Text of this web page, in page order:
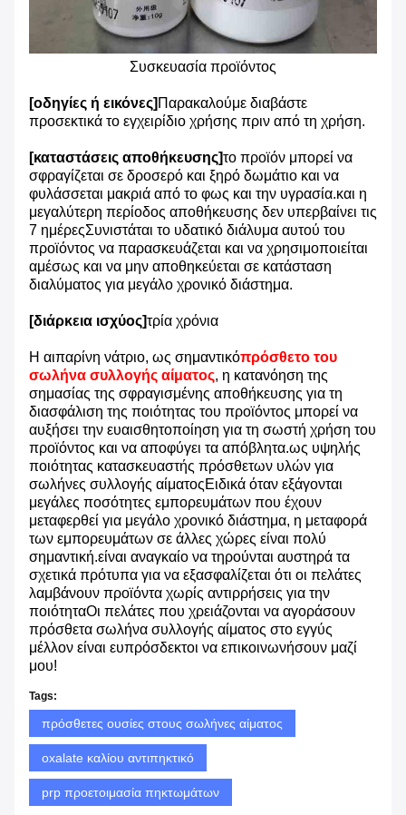
Συσκευασία προϊόντος
[οδηγίες ή εικόνες] Παρακαλούμε διαβάστε
προσεκτικά το εγχειρίδιο χρήσης πριν από τη χρήση.
[καταστάσεις αποθήκευσης]το προϊόν μπορεί να
σφραγίζεται σε δροσερό και ξηρό δωμάτιο και να
φυλάσσεται μακριά από το φως και την υγρασία.και η
μεγαλύτερη περίοδος αποθήκευσης δεν υπερβαίνει τις
7 ημέρεςΣυνιστάται το υδατικό διάλυμα αυτού του
προϊόντος να παρασκευάζεται και να χρησιμοποιείται
αμέσως και να μην αποθηκεύεται σε κατάσταση
διαλύματος για μεγάλο χρονικό διάστημα.
[διάρκεια ισχύος]τρία χρόνια
Η αιπαρίνη νάτριο, ως σημαντικόπρόσθετο του
σωλήνα συλλογής αίματος, η κατανόηση της
σημασίας της σφραγισμένης αποθήκευσης για τη
διασφάλιση της ποιότητας του προϊόντος μπορεί να
αυξήσει την ευαισθητοποίηση για τη σωστή χρήση του
προϊόντος και να αποφύγει τα απόβλητα.ως υψηλής
ποιότητας κατασκευαστής πρόσθετων υλών για
σωλήνες συλλογής αίματοςΕιδικά όταν εξάγονται
μεγάλες ποσότητες εμπορευμάτων που έχουν
μεταφερθεί για μεγάλο χρονικό διάστημα, η μεταφορά
των εμπορευμάτων σε άλλες χώρες είναι πολύ
σημαντική.είναι αναγκαίο να τηρούνται αυστηρά τα
σχετικά πρότυπα για να εξασφαλίζεται ότι οι πελάτες
λαμβάνουν προϊόντα χωρίς αντιρρήσεις για την
ποιότηταΟι πελάτες που χρειάζονται να αγοράσουν
πρόσθετα σωλήνα συλλογής αίματος στο εγγύς
μέλλον είναι ευπρόσδεκτοι να επικοινωνήσουν μαζί
μου!
Tags:
πρόσθετες ουσίες στους σωλήνες αίματος
oxalate καλίου αντιπηκτικό
prp προετοιμασία πηκτωμάτων